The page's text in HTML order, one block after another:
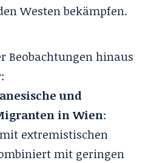
Westen bekämpfen.
Beobachtungen hinaus
und
in Wien:
extremistischen
mit geringen